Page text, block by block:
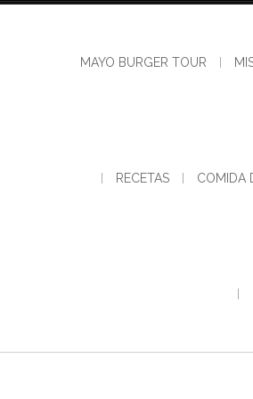
MAYO BURGER TOUR
RECETAS COMIDA